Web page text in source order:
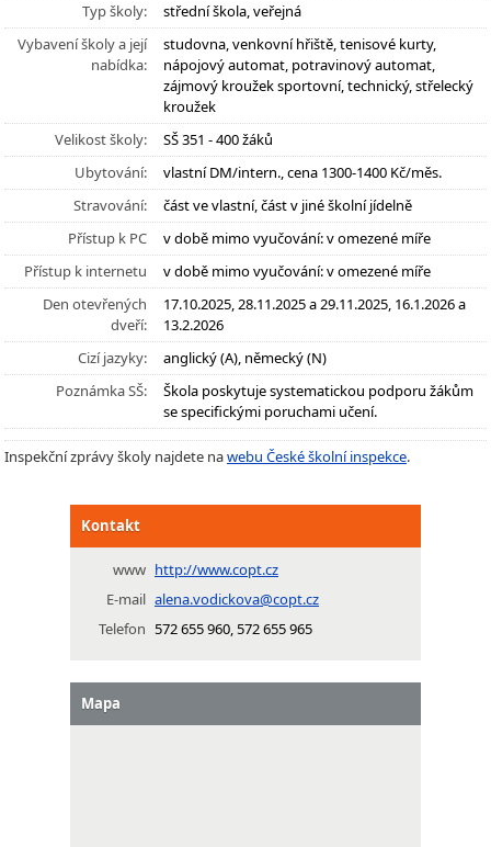
Typ školy:
střední škola, veřejná
Vybavení školy a její
nabídka:
studovna, venkovní hřiště, tenisové kurty,
nápojový automat, potravinový automat,
zájmový kroužek sportovní, technický, střelecký
kroužek
Velikost školy:
SŠ 351 - 400 žáků
Ubytování:
vlastní DM/intern., cena 1300-1400 Kč/měs.
Stravování:
část ve vlastní, část v jiné školní jídelně
Přístup k PC
v době mimo vyučování: v omezené míře
Přístup k internetu
v době mimo vyučování: v omezené míře
Den otevřených
dveří:
17.10.2025, 28.11.2025 a 29.11.2025, 16.1.2026 a
13.2.2026
Cizí jazyky:
anglický (A), německý (N)
Poznámka SŠ:
Škola poskytuje systematickou podporu žákům
se specifickými poruchami učení.
Inspekční zprávy školy najdete nawebu České školní inspekce.
Kontakt
www http://www.copt.cz
E-mail alena.vodickova@copt.cz
Telefon 572 655 960, 572 655 965
Mapa